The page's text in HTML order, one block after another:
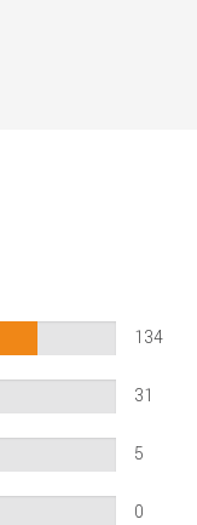
134
31
5
0